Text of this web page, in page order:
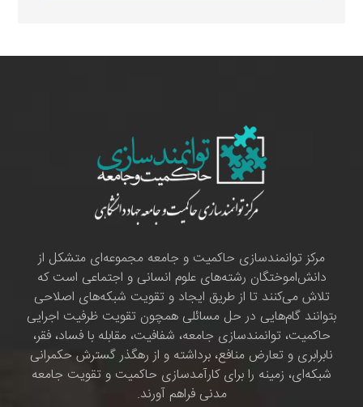
مرکز توانمندسازی حاکمیت و جامعه مجموعه‌ای متشکل از
دانش‌اموختگان رشته‌های علوم انسانی و اجتماعی است که
تلاش می‌کنند تا از طریق ایجاد و تقویت شبکه‌های اصلاحی
بتوانند گام‌هایی در حل مسائلی همچون تقویت ظرفیت اجرایی
حاکمیت، توانمندسازی جامعه، شفافیت، مقابله با فساد، فقر،
نابرابری و تعارض منافع، برداشته و از رهگذر گسترش حکمرانی
شبکه‌ای، زمینه را برای کارآمدسازی حاکمیت و تقویت جامعه
مدنی فراهم آورند.